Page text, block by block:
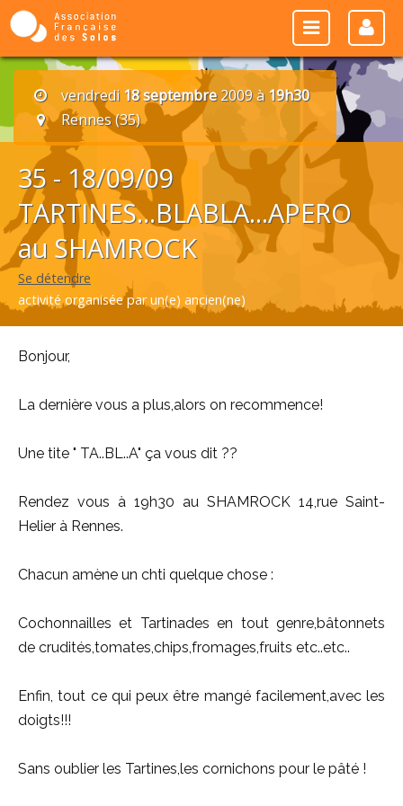
vendredi 18 septembre2009 à 19h30
Rennes (35)
35 - 18/09/09
TARTINES...BLABLA...APERO
au SHAMROCK
Se détendre
activité organisée par un(e) ancien(ne)
Bonjour,
La dernière vous a plus,alors on recommence!
Une tite " TA..BL..A" ça vous dit ??
Rendez vous à 19h30 au SHAMROCK 14,rue Saint-
Helier à Rennes.
Chacun amène un chti quelque chose :
Cochonnailles et Tartinades en tout genre,bâtonnets
de crudités,tomates,chips,fromages,fruits etc..etc..
Enfin, tout ce qui peux être mangé facilement,avec les
doigts!!!
Sans oublier les Tartines,les cornichons pour le pâté !